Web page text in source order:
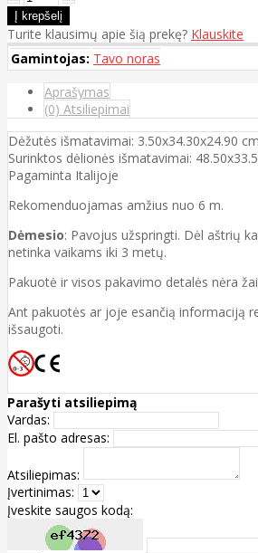
Turite klausimų apie šią prekę? Klauskite
Gamintojas: Tavo noras
Aprašymas
(0) Atsiliepimai
Dėžutės išmatavimai: 3.50x34.30x24.90 cm
Surinktos dėlionės išmatavimai:
Pagaminta Italijoje
Rekomenduojamas amžius nuo 6 m.
Dėmesio: Pavojus užspringti. Dėl aštrių
netinka vaikams iki 3 metų.
Pakuotė ir visos pakavimo detalės nėra
Ant pakuotės ar joje esančią informaciją
išsaugoti.
Parašyti atsiliepimą
Vardas:
El. pašto adresas:
Atsiliepimas:
Įvertinimas:
Įveskite saugos kodą: